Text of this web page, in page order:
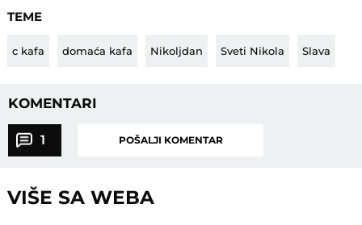
TEME
c kafa domaća kafa Nikoljdan Sveti Nikola Slava
KOMENTARI
1 POŠALJI KOMENTAR
VIŠE SA WEBA